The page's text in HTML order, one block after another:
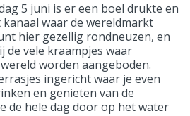
5 juni is er een boel drukte en
waar de wereldmarkt
hier gezellig rondneuzen, en
vele kraampjes waar
worden aangeboden.
ingericht waar je even
en genieten van de
de hele dag door op het water